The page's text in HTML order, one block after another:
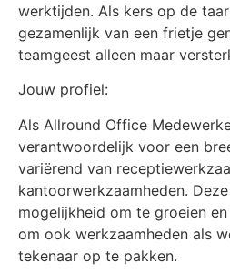
werktijden. Als kers op de
gezamenlijk van een frietje
teamgeest alleen maar
Jouw profiel:
Als Allround Office
verantwoordelijk voor een
variërend van
kantoorwerkzaamheden.
mogelijkheid om te groeien
om ook werkzaamheden als
tekenaar op te pakken.